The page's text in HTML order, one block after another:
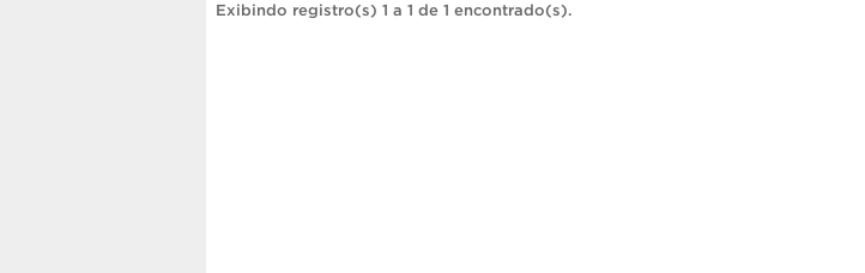
Exibindo registro(s) 1 a 1 de 1 encontrado(s).